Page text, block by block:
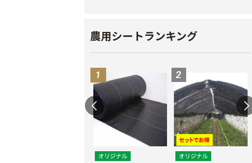
農用シートランキング